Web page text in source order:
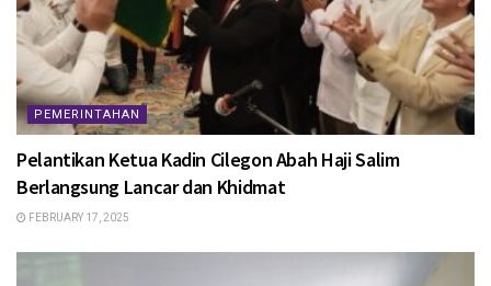
PEMERINTAHAN
Pelantikan Ketua Kadin Cilegon Abah Haji Salim
Berlangsung Lancar dan Khidmat
FEBRUARY 17, 2025